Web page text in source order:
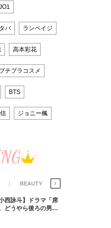
バ ランペイジ
高本彩花
プチプラコスメ
BTS
ジョニー楓
BEAUTY
西詠斗】ドラマ「席
どうやら後ろの男が
こと好きらしい」放
ビュー♡ 「自然と詠